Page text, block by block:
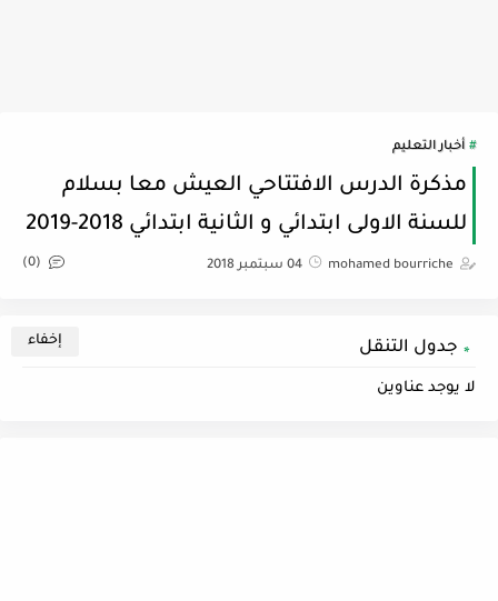
أخبار التعليم
مذكرة الدرس الافتتاحي العيش معا بسلام
للسنة الاولى ابتدائي و الثانية ابتدائي 2018-2019
mohamed bourriche 04 سبتمبر 2018 (0)
جدول التنقل
لا يوجد عناوين